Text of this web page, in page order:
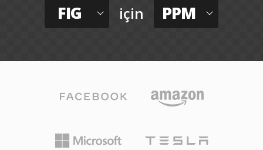
FIG için PPM